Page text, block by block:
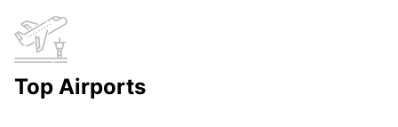
Top Airports